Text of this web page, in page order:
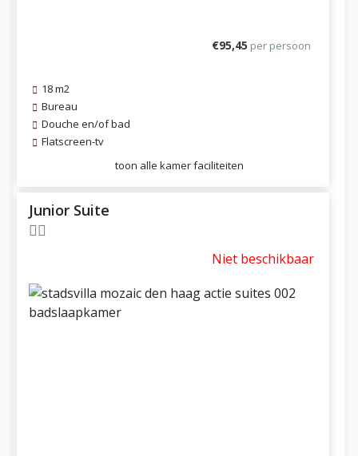
€95,45 per persoon
18 m2
Bureau
Douche en/of bad
Flatscreen-tv
toon alle kamer faciliteiten
Junior Suite
Niet beschikbaar